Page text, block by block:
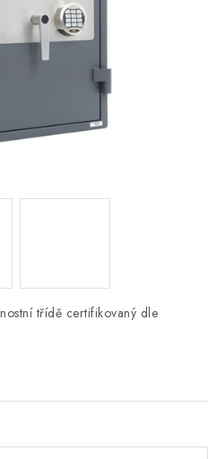
TREZORY NA LITHIOVÉ
třídě certifikovaný dle